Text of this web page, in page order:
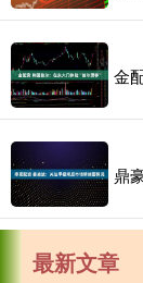
金
鼎
最新文章